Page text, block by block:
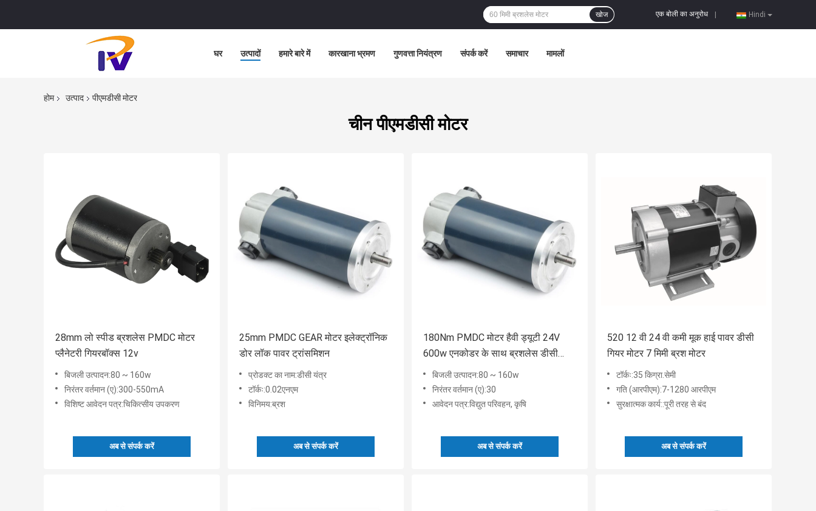
Hindi
एक बोली का अनुरोध
खोज
घर उत्पादों हमारे बारे में कारखाना भ्रमण गुणवत्ता नियंत्रण संपर्क करें समाचार मामलों
होम उत्पाद पीएमडीसी मोटर
चीन पीएमडीसी मोटर
28mm लो स्पीड ब्रशलेस PMDC मोटर
प्लैनेटरी गियरबॉक्स 12v
बिजली उत्पादन:80 ~ 160w
निरंतर वर्तमान (ए):300-550mA
विशिष्ट आवेदन पत्र:चिकित्सीय उपकरण
अब से संपर्क करें
25mm PMDC GEAR मोटर इलेक्ट्रॉनिक
डोर लॉक पावर ट्रांसमिशन
प्रोडक्ट का नाम:डीसी यंत्र
टॉर्कः:0.02एनएम
विनिमय:ब्रश
अब से संपर्क करें
180Nm PMDC मोटर हैवी ड्यूटी 24V
600w एनकोडर के साथ ब्रशलेस डीसी
मोटरबिजली उत्पादन:80 ~ 160w
निरंतर वर्तमान (ए):30
आवेदन पत्र:विद्युत परिवहन, कृषि
अब से संपर्क करें
520 12 वी 24 वी कमी मूक हाई पावर डीसी
गियर मोटर 7 मिमी ब्रश मोटर
टॉर्कः:35 किग्रा.सेमी
गति (आरपीएम):7-1280 आरपीएम
सुरक्षात्मक कार्य::पूरी तरह से बंद
अब से संपर्क करें